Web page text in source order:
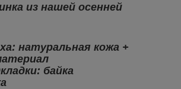
из нашей осенней
натуральная кожа +
байка